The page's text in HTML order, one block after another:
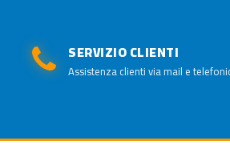
SERVIZIO CLIENTI
Assistenza clienti via mail e